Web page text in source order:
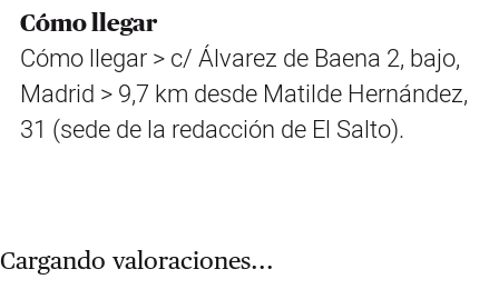
Cómo llegar
Cómo llegar > c/ Álvarez de Baena 2, bajo,
Madrid > 9,7 km desde Matilde Hernández,
31 (sede de la redacción de El Salto).
Cargando valoraciones...